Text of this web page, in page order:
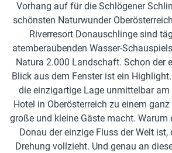
Vorhang auf für die Schlögener
schönsten Naturwunder
Riverresort Donauschlinge sind
atemberaubenden Wasser-
Natura 2.000 Landschaft. Schon der
Blick aus dem Fenster ist ein
die einzigartige Lage unmittelbar am
Hotel in Oberösterreich zu einem
große und kleine Gäste macht. Warum
Donau der einzige Fluss der Welt ist,
Drehung vollzieht. Und genau an